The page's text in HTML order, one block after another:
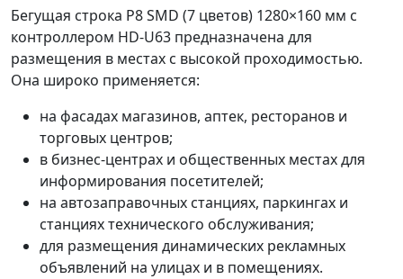
Бегущая строка P8 SMD (7 цветов) 1280×160 мм с
контроллером HD-U63 предназначена для
размещения в местах с высокой проходимостью.
Она широко применяется:
на фасадах магазинов, аптек, ресторанов и
торговых центров;
в бизнес-центрах и общественных местах для
информирования посетителей;
на автозаправочных станциях, паркингах и
станциях технического обслуживания;
для размещения динамических рекламных
объявлений на улицах и в помещениях.